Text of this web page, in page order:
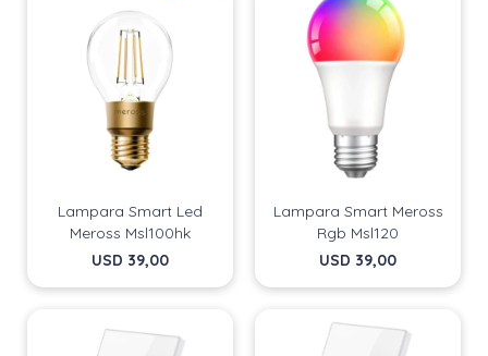
Lampara Smart Led
Meross Msl100hk
USD 39,00
Lampara Smart Meross
Rgb Msl120
USD 39,00